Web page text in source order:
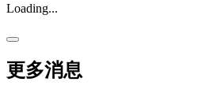
Loading...
更多消息